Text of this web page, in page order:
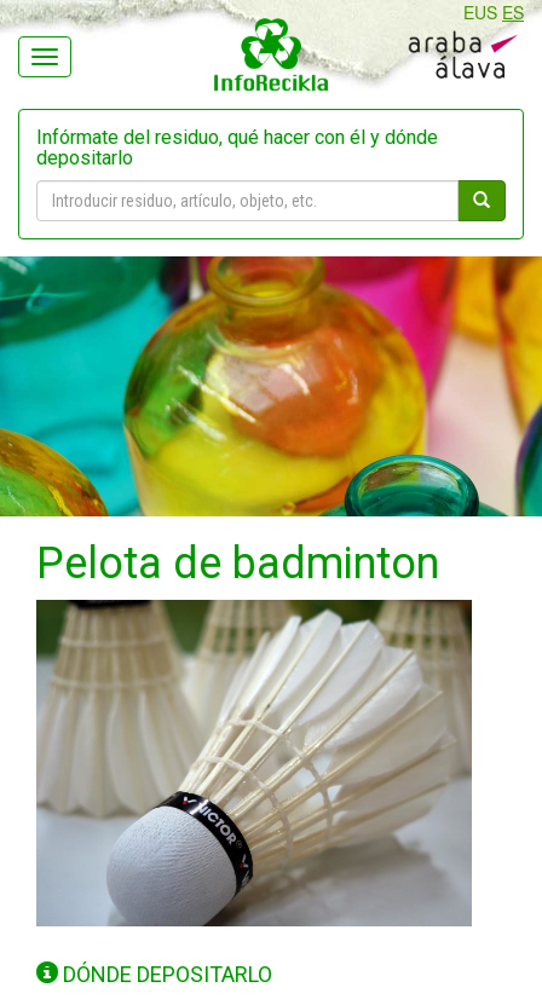
Navegación
EUS ES
Infórmate del residuo, qué hacer con él y dónde
depositarlo
Pelota de badminton
DÓNDE DEPOSITARLO